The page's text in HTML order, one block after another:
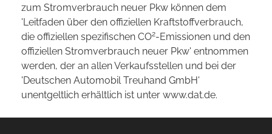
zum Stromverbrauch neuer Pkw können dem
'Leitfaden über den offiziellen Kraftstoffverbrauch,
die offiziellen spezifischen CO2-Emissionen und den
offiziellen Stromverbrauch neuer Pkw' entnommen
werden, der an allen Verkaufsstellen und bei der
'Deutschen Automobil Treuhand GmbH'
unentgeltlich erhältlich ist unter www.dat.de.